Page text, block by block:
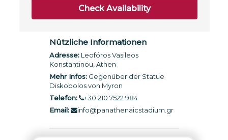
Nützliche Informationen
Adresse:Leofóros Vasileos
Konstantinou, Athen
Mehr Infos:Gegenüber der Statue
Diskobolos von Myron
Telefon:
+30 210 7522 984
Email:
info@panathenaicstadium.gr
Check Availability